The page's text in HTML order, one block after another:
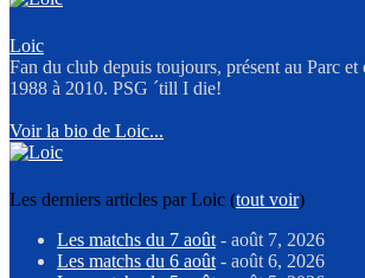
Loic
Fan du club depuis toujours, présent au Parc et
1988 à 2010. PSG ´till I die!
Voir la bio de Loic...
Les derniers articles par Loic (tout voir)
Les matchs du 7 août - août 7, 2026
Les matchs du 6 août - août 6, 2026